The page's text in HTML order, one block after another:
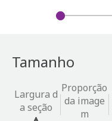
Tamanho
Largura d
a seção
Proporção
da image
m